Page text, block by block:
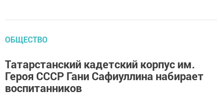
ОБЩЕСТВО
Татарстанский кадетский корпус им.
Героя СССР Гани Сафиуллина набирает
воспитанников